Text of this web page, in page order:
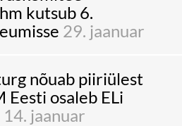
kutsub 6.
29. jaanuar
nõuab piiriülest
Eesti osaleb ELi
14. jaanuar